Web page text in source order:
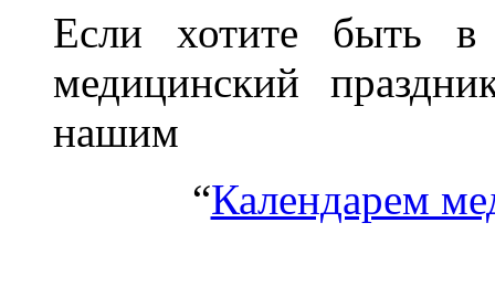
Если хотите быть в
медицинский
нашим
“Календарем